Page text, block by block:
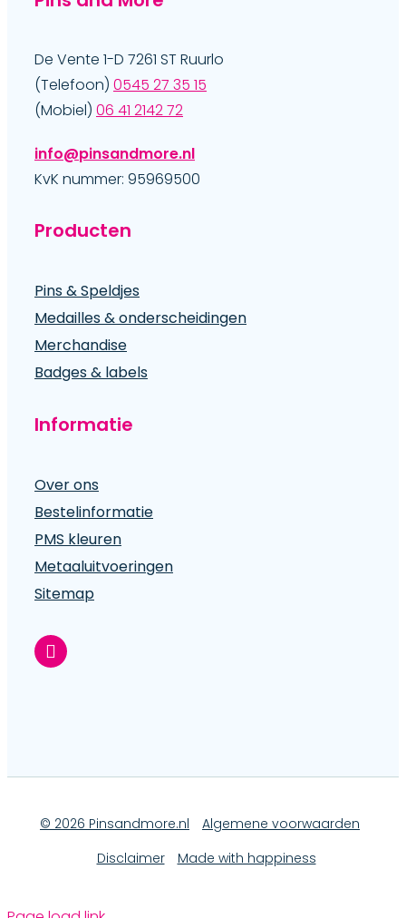
De Vente 1-D 7261 ST Ruurlo
(Telefoon) 0545 27 35 15
(Mobiel) 06 41 2142 72
info@pinsandmore.nl
KvK nummer: 95969500
Producten
Pins & Speldjes
Medailles & onderscheidingen
Merchandise
Badges & labels
Informatie
Over ons
Bestelinformatie
PMS kleuren
Metaal­uitvoeringen
Sitemap
© 2026 Pinsandmore.nl
Algemene voorwaarden
Disclaimer
Made with happiness